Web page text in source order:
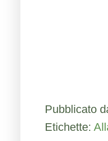
Pubblicato
Etichette: